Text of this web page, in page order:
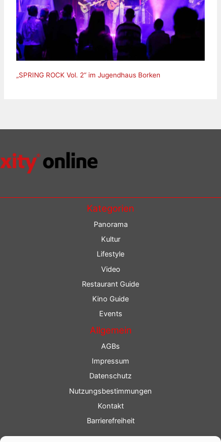
„SPRING ROCK Vol. 2“ im Jugendhaus Borken
Kategorien
Panorama
Kultur
Lifestyle
Video
Restaurant Guide
Kino Guide
Events
Allgemein
AGBs
Impressum
Datenschutz
Nutzungsbestimmungen
Kontakt
Barrierefreiheit